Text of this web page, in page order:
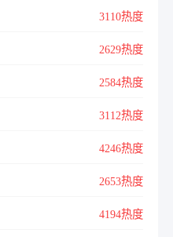
3110热度
2629热度
2584热度
3112热度
4246热度
2653热度
4194热度